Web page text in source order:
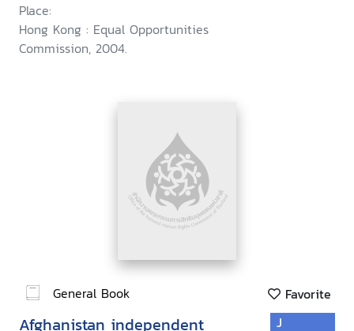
Place:
Hong Kong : Equal Opportunities
Commission, 2004.
General Book Favorite
Afghanistan independent
J